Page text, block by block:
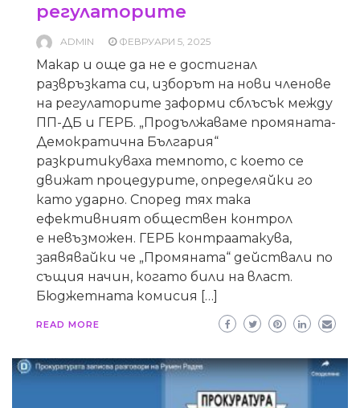
регулаторите
ADMIN ФЕВРУАРИ 5, 2025
Макар и още да не е достигнал
развръзката си, изборът на нови членове
на регулаторите заформи сблъсък между
ПП-ДБ и ГЕРБ. „Продължаваме промяната-
Демократична България“
разкритикуваха темпото, с което се
движат процедурите, определяйки го
като ударно. Според тях така
ефективният обществен контрол
е невъзможен. ГЕРБ контраатакува,
заявявайки че „Промяната“ действали по
същия начин, когато били на власт.
Бюджетната комисия […]
READ MORE